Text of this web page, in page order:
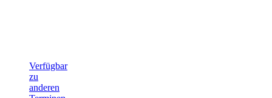
Verfügbar
zu
anderen